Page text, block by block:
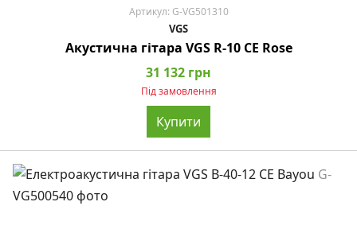
Артикул: G-VG501310
VGS
Акустична гітара VGS R-10 CE Rose
31 132 грн
Під замовлення
Купити